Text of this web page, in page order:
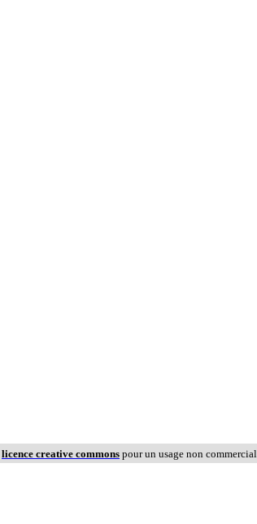
licence creative commons pour un usage non commercial.